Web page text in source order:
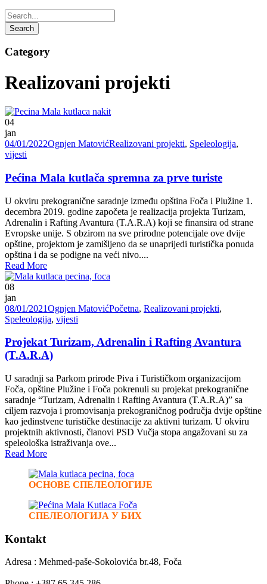
Category
Realizovani projekti
04
jan
04/01/2022Ognjen MatovićRealizovani projekti, Speleologija,
vijesti
Pećina Mala kutlača spremna za prve turiste
U okviru prekogranične saradnje između opština Foča i Plužine 1.
decembra 2019. godine započeta je realizacija projekta Turizam,
Adrenalin i Rafting Avantura (T.A.R.A) koji se finansira od strane
Evropske unije. S obzirom na sve prirodne potencijale ove dvije
opštine, projektom je zamišljeno da se unaprijedi turistička ponuda
opština i da se podigne na veći nivo....
Read More
08
jan
08/01/2021Ognjen MatovićPočetna, Realizovani projekti,
Speleologija, vijesti
Projekat Turizam, Adrenalin i Rafting Avantura
(T.A.R.A)
U saradnji sa Parkom prirode Piva i Turističkom organizacijom
Foča, opštine Plužine i Foča pokrenuli su projekat prekogranične
saradnje “Turizam, Adrenalin i Rafting Avantura (T.A.R.A)” sa
ciljem razvoja i promovisanja prekograničnog područja dvije opštine
kao jedinstvene turističke destinacije za aktivni turizam. U okviru
projektnih aktivnosti, članovi PSD Vučja stopa angažovani su za
speleološka istraživanja ove...
Read More
ОСНОВЕ СПЕЛЕОЛОГИЈЕ
СПЕЛЕОЛОГИЈА У БИХ
Kontakt
Adresa : Mehmed-paše-Sokolovića br.48, Foča